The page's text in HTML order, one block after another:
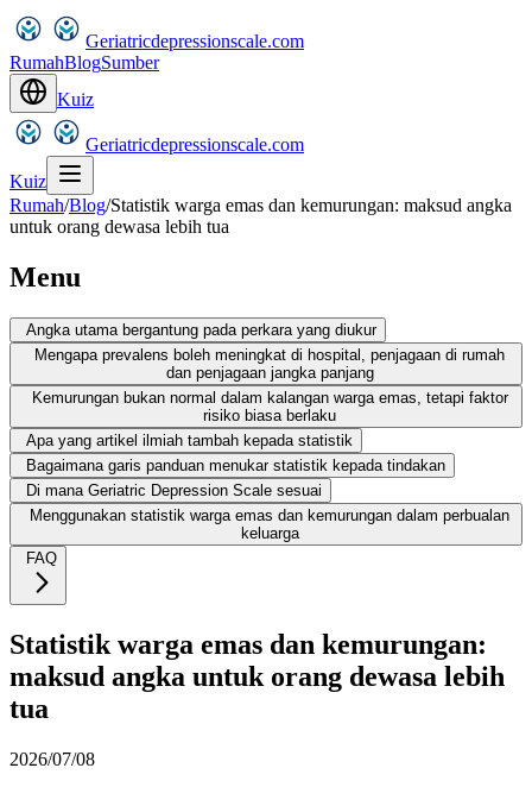
Geriatricdepressionscale.com
RumahBlogSumber
Kuiz
Geriatricdepressionscale.com
Kuiz
Rumah/Blog/Statistik warga emas dan kemurungan: maksud angka
untuk orang dewasa lebih tua
Menu
Angka utama bergantung pada perkara yang diukur
Mengapa prevalens boleh meningkat di hospital, penjagaan di rumah
dan penjagaan jangka panjang
Kemurungan bukan normal dalam kalangan warga emas, tetapi faktor
risiko biasa berlaku
Apa yang artikel ilmiah tambah kepada statistik
Bagaimana garis panduan menukar statistik kepada tindakan
Di mana Geriatric Depression Scale sesuai
Menggunakan statistik warga emas dan kemurungan dalam perbualan
keluarga
FAQ
Statistik warga emas dan kemurungan:
maksud angka untuk orang dewasa lebih
tua
2026/07/08